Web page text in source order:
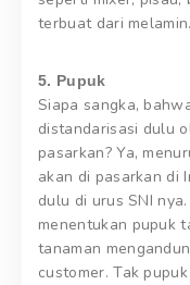
terbuat dari melamin.
5. Pupuk
Siapa sangka,
distandarisasi dulu
pasarkan? Ya,
akan di pasarkan di
dulu di urus SNI
menentukan pupuk
tanaman
customer. Tak